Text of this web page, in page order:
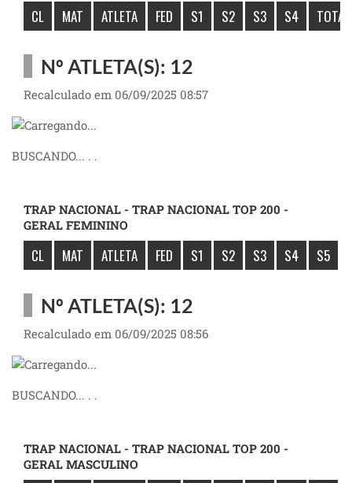
CL MAT ATLETA FED S1 S2 S3 S4 TOTAL
Nº ATLETA(S): 12
Recalculado em 06/09/2025 08:57
BUSCANDO... . .
TRAP NACIONAL - TRAP NACIONAL TOP 200 -
GERAL FEMININO
CL MAT ATLETA FED S1 S2 S3 S4 S5
Nº ATLETA(S): 12
Recalculado em 06/09/2025 08:56
BUSCANDO... . .
TRAP NACIONAL - TRAP NACIONAL TOP 200 -
GERAL MASCULINO